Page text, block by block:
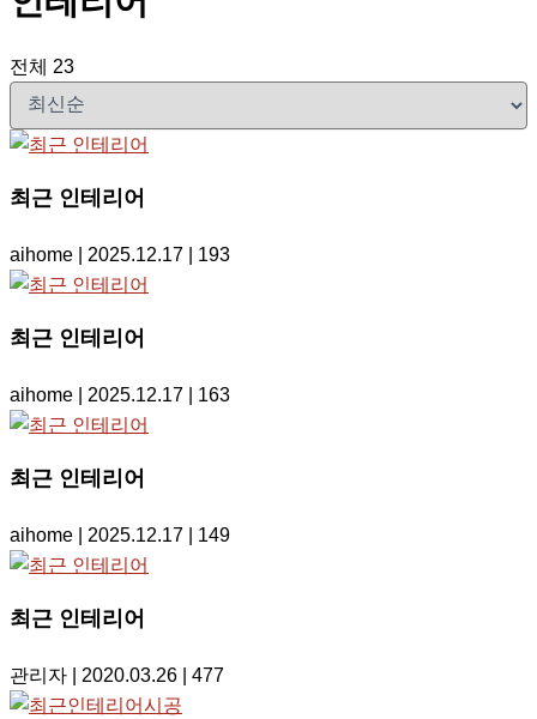
전체 23
최근 인테리어
aihome | 2025.12.17 | 193
최근 인테리어
aihome | 2025.12.17 | 163
최근 인테리어
aihome | 2025.12.17 | 149
최근 인테리어
관리자 | 2020.03.26 | 477